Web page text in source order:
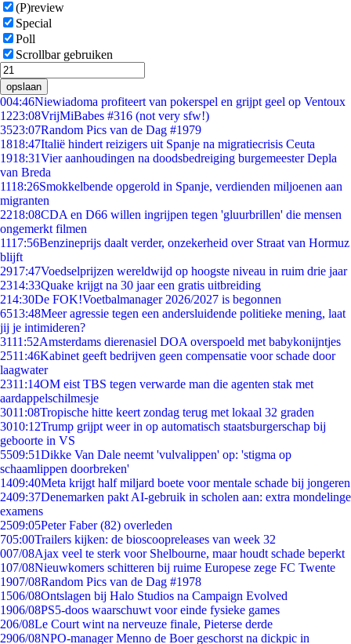
(P)review
Special
Poll
Scrollbar gebruiken
opslaan
004:46Niewiadoma profiteert van pokerspel en grijpt geel op Ventoux
1223:08VrijMiBabes #316 (not very sfw!)
3523:07Random Pics van de Dag #1979
1818:47Italië hindert reizigers uit Spanje na migratiecrisis Ceuta
1918:31Vier aanhoudingen na doodsbedreiging burgemeester Depla
van Breda
1118:26Smokkelbende opgerold in Spanje, verdienden miljoenen aan
migranten
2218:08CDA en D66 willen ingrijpen tegen 'gluurbrillen' die mensen
ongemerkt filmen
1117:56Benzineprijs daalt verder, onzekerheid over Straat van Hormuz
blijft
2917:47Voedselprijzen wereldwijd op hoogste niveau in ruim drie jaar
2314:33Quake krijgt na 30 jaar een gratis uitbreiding
214:30De FOK!Voetbalmanager 2026/2027 is begonnen
6513:48Meer agressie tegen een andersluidende politieke mening, laat
jij je intimideren?
3111:52Amsterdams dierenasiel DOA overspoeld met babykonijntjes
2511:46Kabinet geeft bedrijven geen compensatie voor schade door
laagwater
2311:14OM eist TBS tegen verwarde man die agenten stak met
aardappelschilmesje
3011:08Tropische hitte keert zondag terug met lokaal 32 graden
3010:12Trump grijpt weer in op automatisch staatsburgerschap bij
geboorte in VS
5509:51Dikke Van Dale neemt 'vulvalippen' op: 'stigma op
schaamlippen doorbreken'
1409:40Meta krijgt half miljard boete voor mentale schade bij jongeren
2409:37Denemarken pakt AI-gebruik in scholen aan: extra mondelinge
examens
2509:05Peter Faber (82) overleden
705:00Trailers kijken: de bioscoopreleases van week 32
007/08Ajax veel te sterk voor Shelbourne, maar houdt schade beperkt
107/08Nieuwkomers schitteren bij ruime Europese zege FC Twente
1907/08Random Pics van de Dag #1978
1506/08Ontslagen bij Halo Studios na Campaign Evolved
1906/08PS5-doos waarschuwt voor einde fysieke games
206/08Le Court wint na nerveuze finale, Pieterse derde
2906/08NPO-manager Menno de Boer geschorst na dickpic in